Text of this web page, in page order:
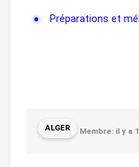
Préparations et
ALGER Membre: il y a